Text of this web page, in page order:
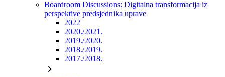
Boardroom Discussions: Digitalna transformacija iz
perspektive predsjednika uprave
2022
2020./2021.
2019./2020.
2018./2019.
2017./2018.
chevron_right